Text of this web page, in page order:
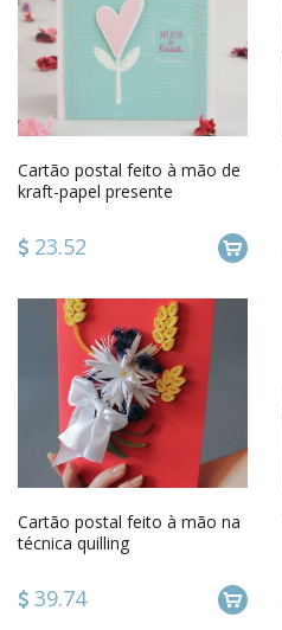
Cartão postal feito à mão de
kraft-papel presente
and kisses
23.52
Cartão postal feito à mão na
técnica quilling
39.74